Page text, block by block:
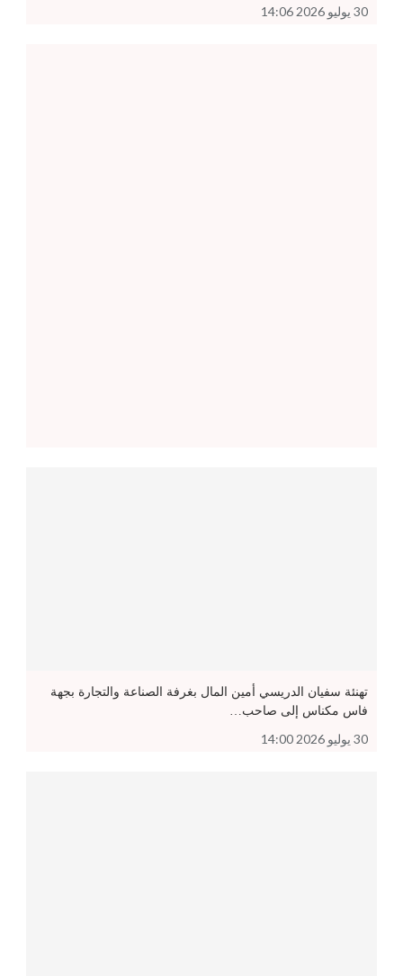
30 يوليو 2026 14:06
تهنئة سفيان الدريسي أمين المال بغرفة الصناعة والتجارة بجهة
فاس مكناس إلى صاحب…
30 يوليو 2026 14:00